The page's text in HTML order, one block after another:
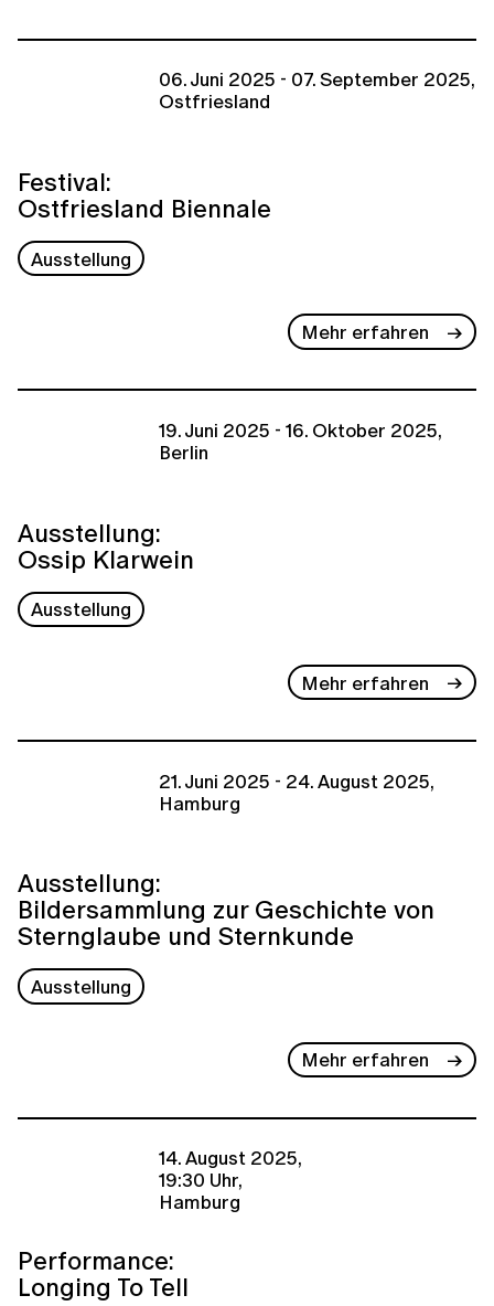
06. Juni 2025 - 07. September 2025,
Ostfriesland
Festival:
Ostfriesland Biennale
Ausstellung
Mehr erfahren
19. Juni 2025 - 16. Oktober 2025,
Berlin
Ausstellung:
Ossip Klarwein
Ausstellung
Mehr erfahren
21. Juni 2025 - 24. August 2025,
Hamburg
Ausstellung:
Bildersammlung zur Geschichte von
Sternglaube und Sternkunde
Ausstellung
Mehr erfahren
14. August 2025,
19:30 Uhr,
Hamburg
Performance:
Longing To Tell